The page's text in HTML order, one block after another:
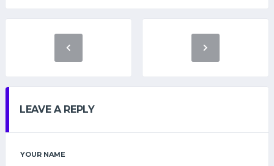
LEAVE A REPLY
YOUR NAME